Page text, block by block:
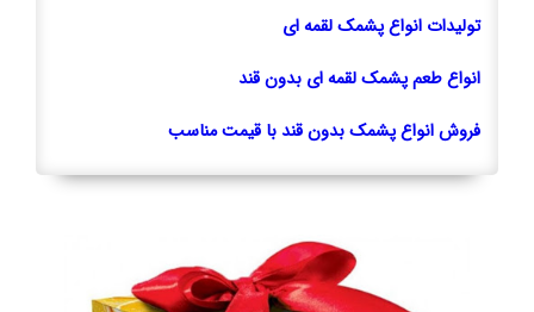
تولیدات انواع پشمک لقمه ای
انواع طعم پشمک لقمه ای بدون قند
فروش انواع پشمک بدون قند با قیمت مناسب